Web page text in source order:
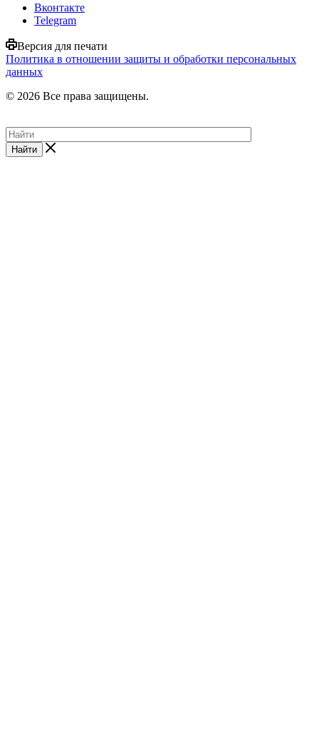
Вконтакте
Telegram
Версия для печати
Политика в отношении защиты и обработки персональных
данных
© 2026 Все права защищены.
Найти